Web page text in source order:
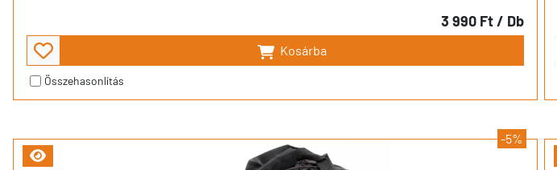
3 990 Ft/ Db
Kosárba
Összehasonlítás
-5%